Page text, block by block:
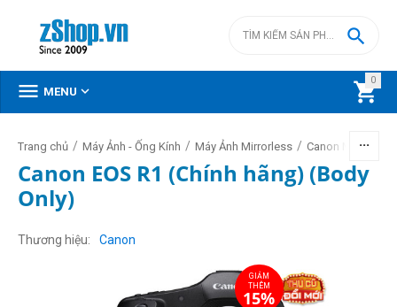
0


 MENU 
Trang chủ / Máy Ảnh - Ống Kính / Máy Ảnh Mirrorless / Canon Mirrorless
Canon EOS R1 (Chính hãng) (Body
Only)
Thương hiệu Canon